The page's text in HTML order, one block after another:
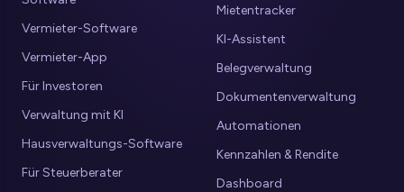
Mietentracker
KI-Assistent
Belegverwaltung
Dokumentenverwaltung
Automationen
Kennzahlen & Rendite
Dashboard
Vermieter-Software
Vermieter-App
Für Investoren
Verwaltung mit KI
Hausverwaltungs-Software
Für Steuerberater